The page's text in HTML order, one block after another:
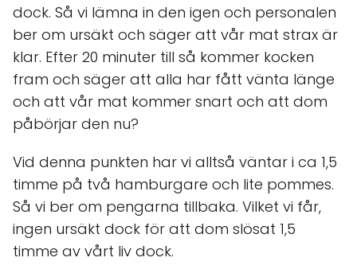
dock. Så vi lämna in den igen och personalen
ber om ursäkt och säger att vår mat strax är
klar. Efter 20 minuter till så kommer kocken
fram och säger att alla har fått vänta länge
och att vår mat kommer snart och att dom
påbörjar den nu?
Vid denna punkten har vi alltså väntar i ca 1,5
timme på två hamburgare och lite pommes.
Så vi ber om pengarna tillbaka. Vilket vi får,
ingen ursäkt dock för att dom slösat 1,5
timme av vårt liv dock.